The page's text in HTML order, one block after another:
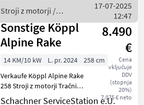
landwirtschaftliche
Arbeiten. Das Baujahr 2024
Stroji z motorji /
Sonstige
17-07-2025
12:47
Sonstige Köppl
Alpine Rake
8.490
€
Cena
vključuje
DDV
(stopnja
20%)
7.075 € neto
14 KM/10 kW L. pr. 2024
258 cm
Verkaufe Köppl Alpine Rake
258 Stroji z motorji Tračni
obračalnik/ zgrabljalnik
Schachner ServiceStation e.U.